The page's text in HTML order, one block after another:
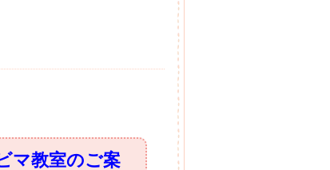
マ教室のご案